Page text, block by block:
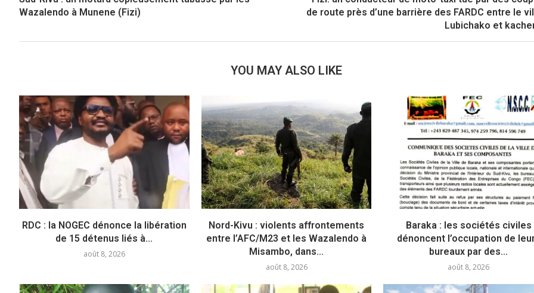
Wazalendo à Munene (Fizi)
de route près d’une barrière des FARDC entre le
Lubichako et
YOU MAY ALSO LIKE
RDC : la NOGEC dénonce la libération
de 15 détenus liés à...
août 8, 2026
Nord-Kivu : violents affrontements
entre l’AFC/M23 et les Wazalendo à
Misambo, dans...
août 8, 2026
Baraka : les sociétés civiles
dénoncent l’occupation de
bureaux par des...
août 8, 2026